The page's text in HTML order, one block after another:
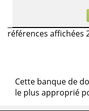
références affichées
Cette banque de
le plus approprié